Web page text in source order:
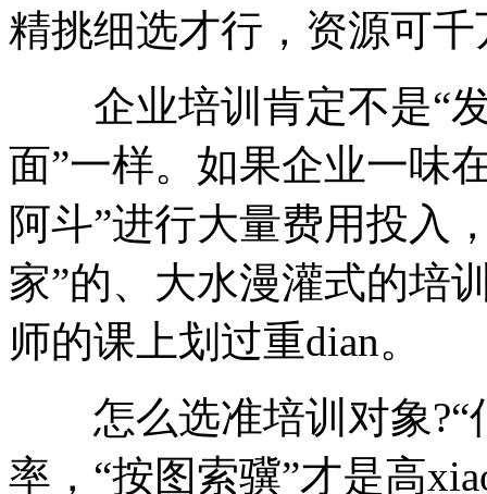
精挑细选才行，资源可
企业培训肯定不是“发
面”一样。如果企业一味
阿斗”进行大量费用投入
家”的、大水漫灌式的培
师的课上划过重dian。
怎么选准培训对象?“
率，“按图索骥”才是高